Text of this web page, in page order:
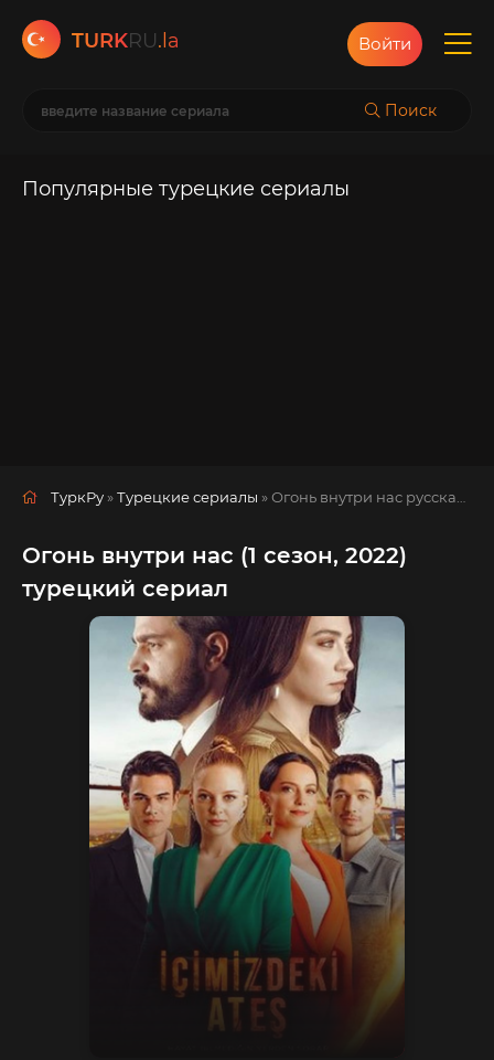
TURKRU.la
Поиск
Войти
Популярные турецкие сериалы
ТуркРу »Турецкие сериалы » Огонь внутри нас русская озвучка смотреть полностью онлайн!
Огонь внутри нас (1 сезон, 2022)
турецкий сериал